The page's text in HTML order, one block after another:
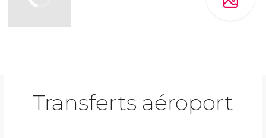
Transferts aéroport